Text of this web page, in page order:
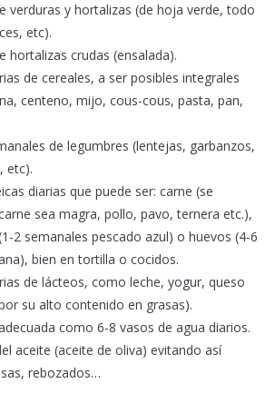
verduras y hortalizas (de hoja verde, todo
etc).
hortalizas crudas (ensalada).
de cereales, a ser posibles integrales
centeno, mijo, cous-cous, pasta, pan,
de legumbres (lentejas, garbanzos,
etc).
diarias que puede ser: carne (se
sea magra, pollo, pavo, ternera etc.),
2 semanales pescado azul) o huevos (4-6
bien en tortilla o cocidos.
de lácteos, como leche, yogur, queso
su alto contenido en grasas).
como 6-8 vasos de agua diarios.
aceite (aceite de oliva) evitando así
rebozados…